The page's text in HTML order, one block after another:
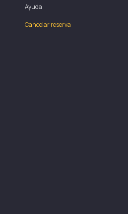
Ayuda
Cancelar reserva